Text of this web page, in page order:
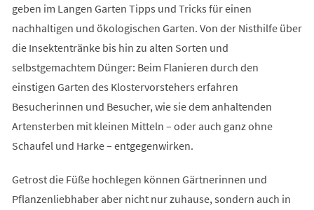
geben im Langen Garten Tipps und Tricks für einen
nachhaltigen und ökologischen Garten. Von der Nisthilfe über
die Insektentränke bis hin zu alten Sorten und
selbstgemachtem Dünger: Beim Flanieren durch den
einstigen Garten des Klostervorstehers erfahren
Besucherinnen und Besucher, wie sie dem anhaltenden
Artensterben mit kleinen Mitteln – oder auch ganz ohne
Schaufel und Harke – entgegenwirken.
Getrost die Füße hochlegen können Gärtnerinnen und
Pflanzenliebhaber aber nicht nur zuhause, sondern auch in